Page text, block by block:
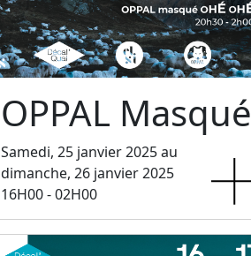
OPPAL Masqué
Samedi, 25 janvier 2025 au
dimanche, 26 janvier 2025
16H00 - 02H00